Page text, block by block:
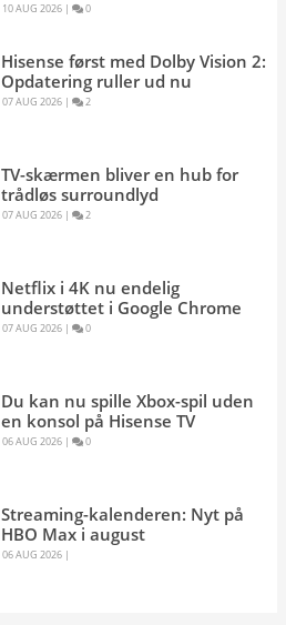
10 AUG 2026 | 0
Hisense først med Dolby Vision 2:
Opdatering ruller ud nu
07 AUG 2026 | 2
TV-skærmen bliver en hub for
trådløs surroundlyd
07 AUG 2026 | 2
Netflix i 4K nu endelig
understøttet i Google Chrome
07 AUG 2026 | 0
Du kan nu spille Xbox-spil uden
en konsol på Hisense TV
06 AUG 2026 | 0
Streaming-kalenderen: Nyt på
HBO Max i august
06 AUG 2026 |